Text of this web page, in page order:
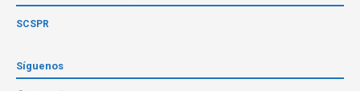
SCSPR
Síguenos